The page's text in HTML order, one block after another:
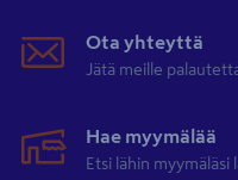
Ota yhteyttä
Jätä meille
Hae myymälää
Etsi lähin